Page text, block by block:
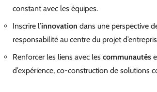
constant avec les équipes.
Inscrire l’innovation dans une perspective
responsabilité au centre du projet
Renforcer les liens avec les communautés
d’expérience, co-construction de solutions